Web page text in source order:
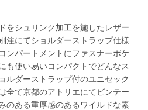
をシュリンク加工を施したレザー
注にてショルダーストラップ仕様
ンパートメントにファスナーポケ
も使い易いコンパクトでどんなス
ルダーストラップ付のユニセック
全て京都のアトリエにてビンテー
のある重厚感のあるワイルドな素